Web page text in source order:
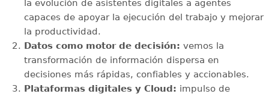
la evolución de asistentes digitales a agentes
capaces de apoyar la ejecución del trabajo y mejorar
la productividad.
Datos como motor de decisión: vemos la
transformación de información dispersa en
decisiones más rápidas, confiables y accionables.
Plataformas digitales y Cloud: impulso de